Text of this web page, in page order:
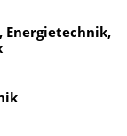
Energietechnik,